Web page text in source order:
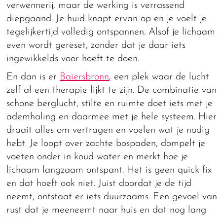
verwennerij, maar de werking is verrassend
diepgaand. Je huid knapt ervan op en je voelt je
tegelijkertijd volledig ontspannen. Alsof je lichaam
even wordt gereset, zonder dat je daar iets
ingewikkelds voor hoeft te doen.
En dan is er Baiersbronn, een plek waar de lucht
zelf al een therapie lijkt te zijn. De combinatie van
schone berglucht, stilte en ruimte doet iets met je
ademhaling en daarmee met je hele systeem. Hier
draait alles om vertragen en voelen wat je nodig
hebt. Je loopt over zachte bospaden, dompelt je
voeten onder in koud water en merkt hoe je
lichaam langzaam ontspant. Het is geen quick fix
en dat hoeft ook niet. Juist doordat je de tijd
neemt, ontstaat er iets duurzaams. Een gevoel van
rust dat je meeneemt naar huis en dat nog lang